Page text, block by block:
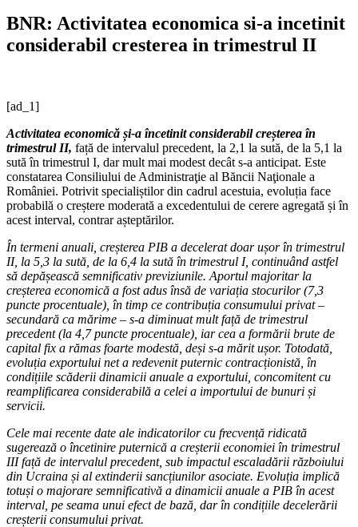
BNR: Activitatea economica si-a incetinit
considerabil cresterea in trimestrul II
[ad_1]
Activitatea economică și-a încetinit considerabil creșterea în
trimestrul II, față de intervalul precedent, la 2,1 la sută, de la 5,1 la
sută în trimestrul I, dar mult mai modest decât s-a anticipat. Este
constatarea Consiliului de Administraţie al Băncii Naţionale a
României. Potrivit specialiștilor din cadrul acestuia, evoluția face
probabilă o creștere moderată a excedentului de cerere agregată și în
acest interval, contrar așteptărilor.
În termeni anuali, creșterea PIB a decelerat doar ușor în trimestrul
II, la 5,3 la sută, de la 6,4 la sută în trimestrul I, continuând astfel
să depășească semnificativ previziunile. Aportul majoritar la
creșterea economică a fost adus însă de variația stocurilor (7,3
puncte procentuale), în timp ce contribuția consumului privat –
secundară ca mărime – s-a diminuat mult față de trimestrul
precedent (la 4,7 puncte procentuale), iar cea a formării brute de
capital fix a rămas foarte modestă, deși s-a mărit ușor. Totodată,
evoluția exportului net a redevenit puternic contracționistă, în
condițiile scăderii dinamicii anuale a exportului, concomitent cu
reamplificarea considerabilă a celei a importului de bunuri și
servicii.
Cele mai recente date ale indicatorilor cu frecvență ridicată
sugerează o încetinire puternică a creșterii economiei în trimestrul
III față de intervalul precedent, sub impactul escaladării războiului
din Ucraina și al extinderii sancțiunilor asociate. Evoluția implică
totuși o majorare semnificativă a dinamicii anuale a PIB în acest
interval, pe seama unui efect de bază, dar în condițiile decelerării
creșterii consumului privat.